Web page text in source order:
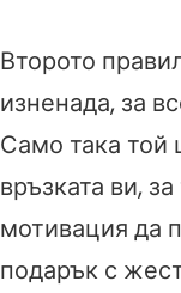
Второто
изненада, за
Само така той
връзката ви,
мотивация да
подарък с